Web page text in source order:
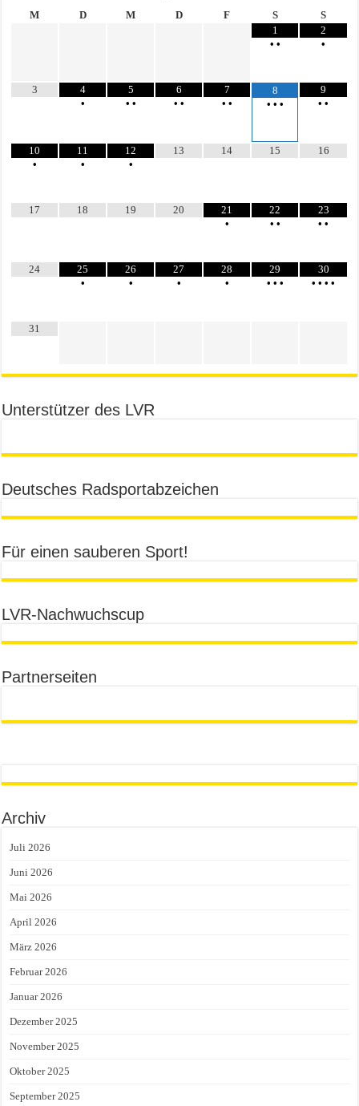
M
D M D F S
S
1
• •
2
•
3
4
•
5
• •
6
• •
7
• •
8
• • •
9
••
10
•
11
•
12
•
13 14 15 16
17 18 19 20
21
•
22
• •
23
••
24
25
•
26
•
27
•
28
•
29
• • •
30
••••
31
Unterstützer des LVR
Deutsches Radsportabzeichen
Für einen sauberen Sport!
LVR-Nachwuchscup
Partnerseiten
Archiv
Juli 2026
Juni 2026
Mai 2026
April 2026
März 2026
Februar 2026
Januar 2026
Dezember 2025
November 2025
Oktober 2025
September 2025